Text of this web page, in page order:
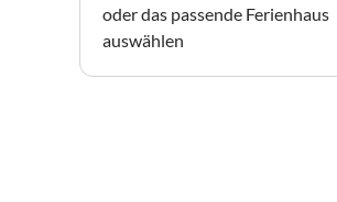
oder das passende Ferienhaus
auswählen